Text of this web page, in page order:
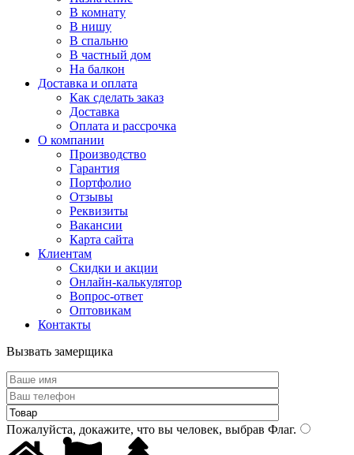
В комнату
В нишу
В спальню
В частный дом
На балкон
Доставка и оплата
Как сделать заказ
Доставка
Оплата и рассрочка
О компании
Производство
Гарантия
Портфолио
Отзывы
Реквизиты
Вакансии
Карта сайта
Клиентам
Скидки и акции
Онлайн-калькулятор
Вопрос-ответ
Оптовикам
Контакты
Вызвать замерщика
Пожалуйста, докажите, что вы человек, выбрав Флаг.